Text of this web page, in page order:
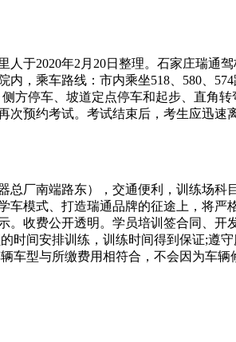
人于2020年2月20日整理。石家庄瑞
，乘车路线：市内乘坐518、580、
方停车、坡道定点停车和起步、直角
次预约考试。考试结束后，考生应迅
厂南端路东），交通便利，训练场
模式、打造瑞通品牌的征途上，将
收费公开透明。学员培训签合同、
时间安排训练，训练时间得到保证;遵
型与所缴费用相符合，不会因为车